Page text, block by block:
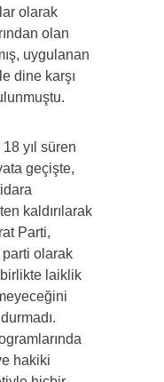
olarak
olan
uygulanan
dine karşı
yıl süren
geçişte,
kaldırılarak
Parti,
parti olarak
birlikte laiklik
hakiki